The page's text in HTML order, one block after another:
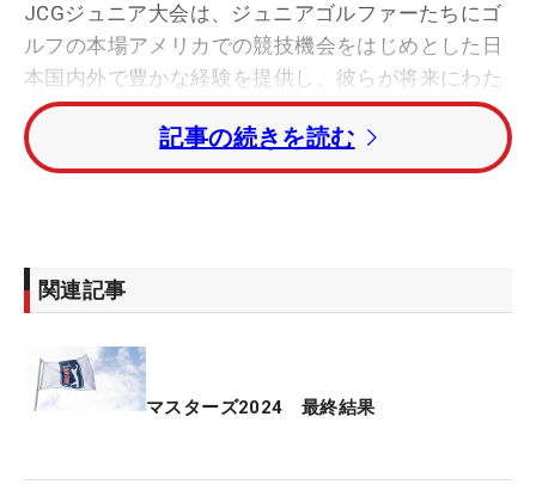
JCGジュニア大会は、ジュニアゴルファーたちにゴ
ルフの本場アメリカでの競技機会をはじめとした日
本国内外で豊かな経験を提供し、彼らが将来にわた
って自己を超え、夢を実現できるよう支援すること
を目的とし、大会を開催。アメリカのジュニアゴル
フ大会への派遣を通じて、ジュニアゴルファーたち
大会には男女合計61名が参加し、18ホールで競い合
した仁科優花（千葉県 千葉市立白井中学校 14
歳）が高校生が多数混じった中での総合優勝。優勝
記事の続きを読む
関連記事
マスターズ2024 最終結果